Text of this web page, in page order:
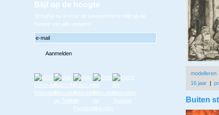
Blijf op de hoogte
Schrijf je nu in voor de nieuwsbrief en blijf op de
hoogte van alle updates!
modelleren
16 jaar |
Buiten